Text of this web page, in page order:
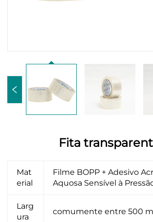
Fita
Mat
erial
Filme BOPP + Adesivo
Aquosa Sensível à
Larg
ura
comumente entre 500